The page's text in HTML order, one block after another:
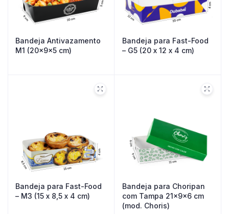
Bandeja Antivazamento
M1 (20x9x5 cm)
Bandeja para Fast-Food
– G5 (20 x 12 x 4 cm)
Bandeja para Fast-Food
– M3 (15 x 8,5 x 4 cm)
Bandeja para Choripan
com Tampa 21x9x6 cm
(mod. Choris)